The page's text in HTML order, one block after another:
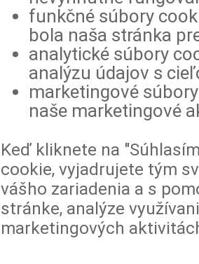
funkčné súbory
bola naša stránka
analytické súbory
analýzu údajov s
marketingové
naše marketingové
Keď kliknete na
cookie, vyjadrujete tým
vášho zariadenia a s
stránke, analýze
marketingových